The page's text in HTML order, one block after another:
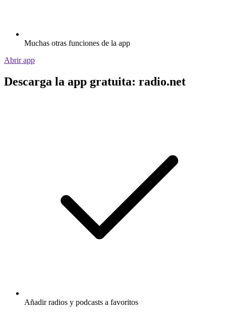
Muchas otras funciones de la app
Abrir app
Descarga la app gratuita: radio.net
Añadir radios y podcasts a favoritos